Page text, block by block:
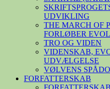
UDVIKLING
THE MARCH OF
FORLØBER
TRO OG VIDEN
VIDENSKAB,
UDVÆLGELSE
VØLVENS
FORFATTERSKAB